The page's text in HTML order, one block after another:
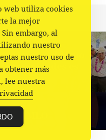
Categorías
Policiaca
en su gobierno
es
AMLO
web utiliza cookies
la mejor
embargo, al
nuestro
nuestro uso de
obtener más
lee nuestra